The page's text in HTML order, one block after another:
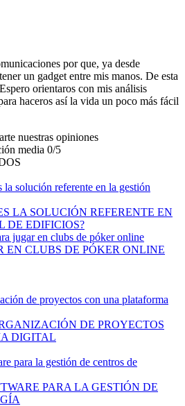
por que, ya desde
un gadget entre mis manos. De esta
orientaros con mis análisis
haceros así la vida un poco más fácil
nuestras opiniones
media 0/5
LA SOLUCIÓN REFERENTE EN
DE EDIFICIOS?
EN CLUBS DE PÓKER ONLINE
DE PROYECTOS
DIGITAL
PARA LA GESTIÓN DE